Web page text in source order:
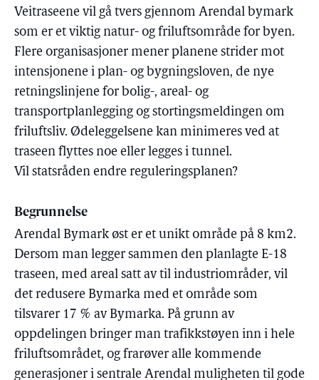
Veitraseene vil gå tvers gjennom Arendal bymark
som er et viktig natur- og friluftsområde for byen.
Flere organisasjoner mener planene strider mot
intensjonene i plan- og bygningsloven, de nye
retningslinjene for bolig-, areal- og
transportplanlegging og stortingsmeldingen om
friluftsliv. Ødeleggelsene kan minimeres ved at
traseen flyttes noe eller legges i tunnel.
Vil statsråden endre reguleringsplanen?
Begrunnelse
Arendal Bymark øst er et unikt område på 8 km2.
Dersom man legger sammen den planlagte E-18
traseen, med areal satt av til industriområder, vil
det redusere Bymarka med et område som
tilsvarer 17 % av Bymarka. På grunn av
oppdelingen bringer man trafikkstøyen inn i hele
friluftsområdet, og frarøver alle kommende
generasjoner i sentrale Arendal muligheten til gode